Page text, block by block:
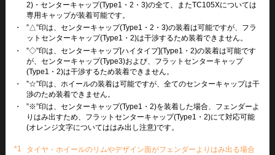
2)・センターキャップ(Type1・2・3)の全て、またTC105Xについては
専用キャップが装着可能です。
・
”△”印は、センターキャップ(Type1・2・3)の装着は可能ですが、フラ
ットセンターキャップ(Type1・2)は干渉するため装着できません。
・
”◇”印は、センターキャップ[ハイタイプ](Type1・2)の装着は可能です
が、センターキャップ(Type3)および、フラットセンターキャップ
(Type1・2)は干渉するため装着できません。
・
”☆”印は、ホイールの装着は可能ですが、全てのセンターキャップは干
渉のため装着できません。
・
”※”印は、センターキャップ(Type1・2)を装着した場合、フェンダーよ
りはみ出すため、フラットセンターキャップ(Type1・2)にて対応可能
(オレンジ文字についてははみ出し注意)です。
*1
タイヤ・ホイールのリムやデザイン面がフェンダーよりはみ出る場合